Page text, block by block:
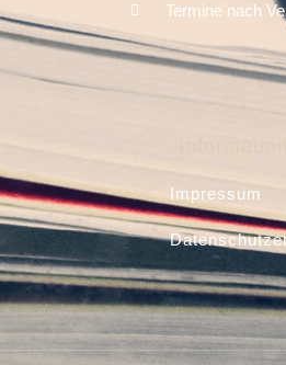
Termine nach
Impressum